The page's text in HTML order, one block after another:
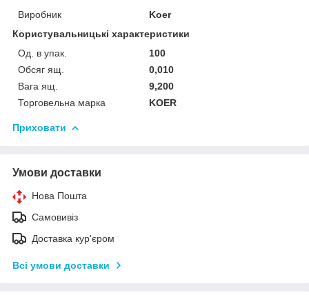
Виробник
Koer
Користувальницькі характеристики
Од. в упак.
100
Обсяг ящ.
0,010
Вага ящ.
9,200
Торговельна марка
KOER
Приховати
Умови доставки
Нова Пошта
Самовивіз
Доставка кур'єром
Всі умови доставки